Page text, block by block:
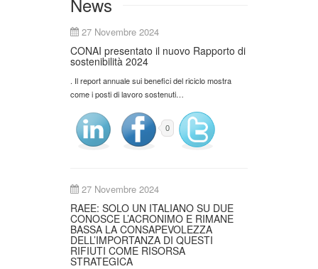
27 Novembre 2024
CONAI presentato il nuovo Rapporto di
sostenibilità 2024
. Il report annuale sui benefici del riciclo mostra
come i posti di lavoro sostenuti…
0
27 Novembre 2024
RAEE: SOLO UN ITALIANO SU DUE
CONOSCE L’ACRONIMO E RIMANE
BASSA LA CONSAPEVOLEZZA
DELL’IMPORTANZA DI QUESTI
RIFIUTI COME RISORSA
STRATEGICA